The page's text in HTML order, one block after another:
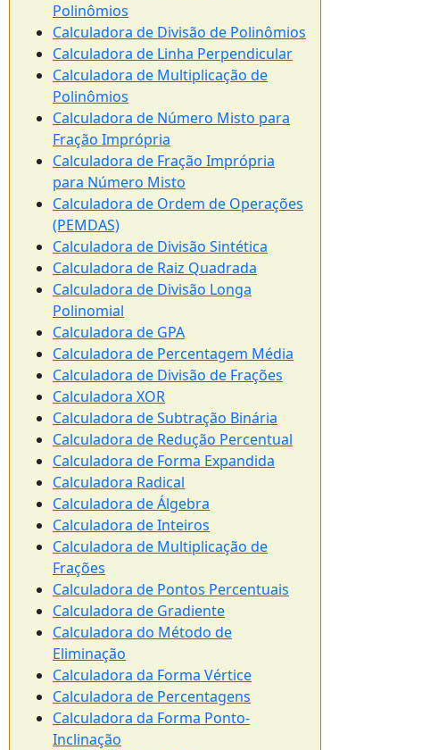
Polinômios
Calculadora de Divisão de Polinômios
Calculadora de Linha Perpendicular
Calculadora de Multiplicação de
Polinômios
Calculadora de Número Misto para
Fração Imprópria
Calculadora de Fração Imprópria
para Número Misto
Calculadora de Ordem de Operações
(PEMDAS)
Calculadora de Divisão Sintética
Calculadora de Raiz Quadrada
Calculadora de Divisão Longa
Polinomial
Calculadora de GPA
Calculadora de Percentagem Média
Calculadora de Divisão de Frações
Calculadora XOR
Calculadora de Subtração Binária
Calculadora de Redução Percentual
Calculadora de Forma Expandida
Calculadora Radical
Calculadora de Álgebra
Calculadora de Inteiros
Calculadora de Multiplicação de
Frações
Calculadora de Pontos Percentuais
Calculadora de Gradiente
Calculadora do Método de
Eliminação
Calculadora da Forma Vértice
Calculadora de Percentagens
Calculadora da Forma Ponto-
Inclinação